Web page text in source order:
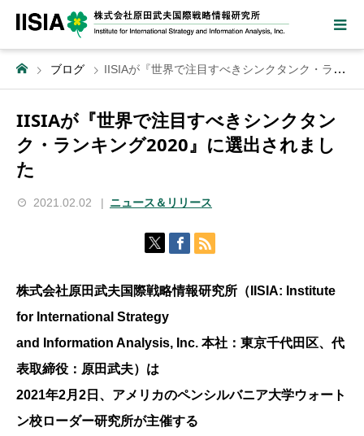
ブログ IISIAが『世界で注目すべきシンクタンク・ランキング2020』に選出されました
IISIAが『世界で注目すべきシンクタン
ク・ランキング2020』に選出されまし
た
2021.02.02 ニュース＆リリース
株式会社原田武夫国際戦略情報研究所（IISIA: Institute
for International Strategy
and Information Analysis, Inc. 本社：東京千代田区、代
表取締役：原田武夫）は
2021年2月2日、アメリカのペンシルバニア大学ウォート
ン校ローダー研究所が主催する